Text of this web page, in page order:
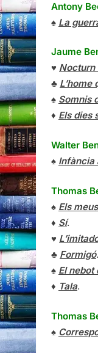
Antony
♠ La
Jaume
♥ Nocturn
♣ L’home
♠ Somnis
♦ Els dies
Walter
♠ Infància
Thomas
♠ Els
♦ Sí.
♥
♣ Formigó.
♠ El nebot
♦ Tala.
Thomas
♠